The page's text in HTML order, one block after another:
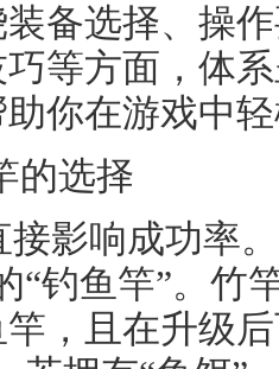
备选择、操
等方面，体
你在游戏中
的选择
影响成功率
“钓鱼竿”。竹
，且在升级